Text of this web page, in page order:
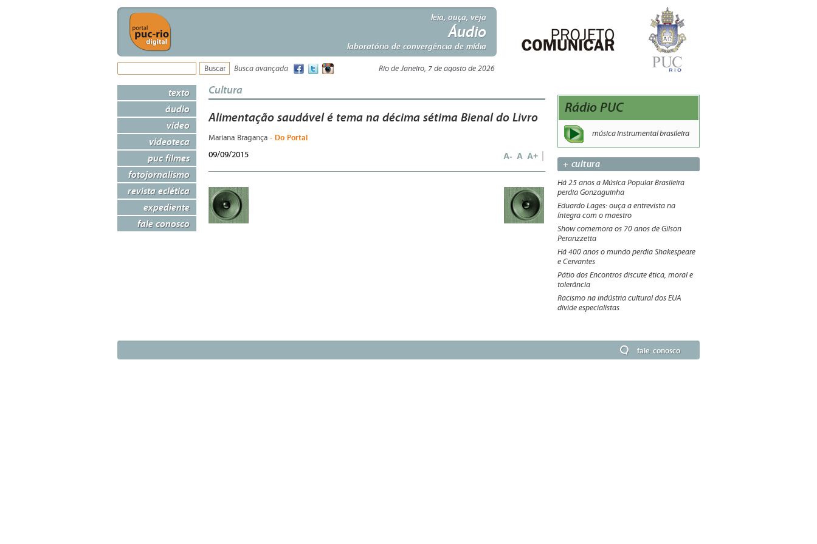
leia, ouça, veja
Áudio
laboratório de convergência de mídia
Busca avançada Rio de Janeiro, 7 de agosto de 2026
texto
áudio
vídeo
videoteca
puc filmes
fotojornalismo
revista eclética
expediente
fale conosco
Cultura
Alimentação saudável é tema na décima sétima Bienal do Livro
Mariana Bragança - Do Portal
09/09/2015 A- A A+
Rádio PUC
música instrumental brasileira
+ cultura
Há 25 anos a Música Popular Brasileira
perdia Gonzaguinha
Eduardo Lages: ouça a entrevista na
íntegra com o maestro
Show comemora os 70 anos de Gilson
Peranzzetta
Há 400 anos o mundo perdia Shakespeare
e Cervantes
Pátio dos Encontros discute ética, moral e
tolerância
Racismo na indústria cultural dos EUA
divide especialistas
fale conosco